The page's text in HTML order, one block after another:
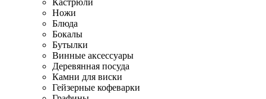
Кастрюли
Ножи
Блюда
Бокалы
Бутылки
Винные аксессуары
Деревянная посуда
Камни для виски
Гейзерные кофеварки